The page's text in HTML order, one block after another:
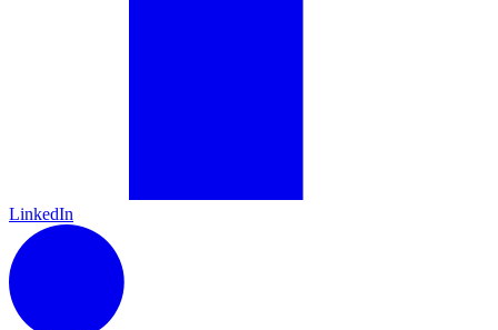
LinkedIn